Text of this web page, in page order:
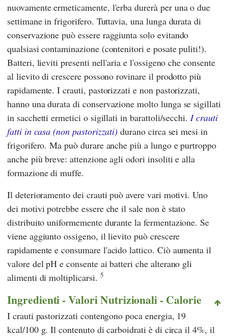
nuovamente ermeticamente, l'erba durerà per una o due
settimane in frigorifero. Tuttavia, una lunga durata di
conservazione può essere raggiunta solo evitando
qualsiasi contaminazione (contenitori e posate puliti!).
Batteri, lieviti presenti nell'aria e l'ossigeno che consente
al lievito di crescere possono rovinare il prodotto più
rapidamente. I crauti, pastorizzati e non pastorizzati,
hanno una durata di conservazione molto lunga se sigillati
in sacchetti ermetici o sigillati in barattoli/secchi. I crauti
fatti in casa (non pastorizzati) durano circa sei mesi in
frigorifero. Ma può durare anche più a lungo e purtroppo
anche più breve: attenzione agli odori insoliti e alla
formazione di muffe.
Il deterioramento dei crauti può avere vari motivi. Uno
dei motivi potrebbe essere che il sale non è stato
distribuito uniformemente durante la fermentazione. Se
viene aggiunto ossigeno, il lievito può crescere
rapidamente e consumare l'acido lattico. Ciò aumenta il
valore del pH e consente ai batteri che alterano gli
alimenti di moltiplicarsi. 5
Ingredienti - Valori Nutrizionali - Calorie
I crauti pastorizzati contengono poca energia, 19
kcal/100 g. Il contenuto di carboidrati è di circa il 4%, il